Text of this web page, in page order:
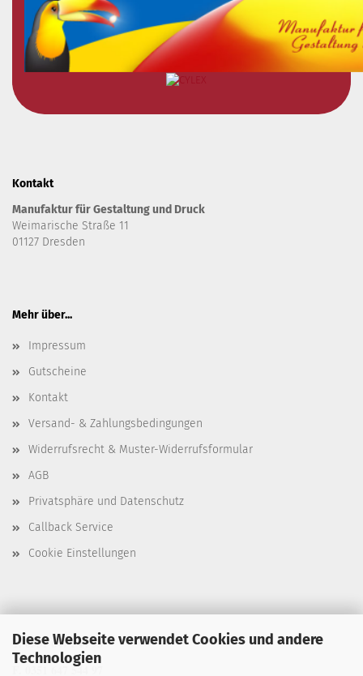
Diese Webseite verwendet Cookies und andere
Technologien
Kontakt
Manufaktur für Gestaltung und Druck
Weimarische Straße 11
01127 Dresden
Mehr über...
Impressum
Gutscheine
Kontakt
Versand- & Zahlungsbedingungen
Widerrufsrecht & Muster-Widerrufsformular
AGB
Privatsphäre und Datenschutz
Callback Service
Cookie Einstellungen
T. 0351 647 544 93
F. 0351 647 544 97